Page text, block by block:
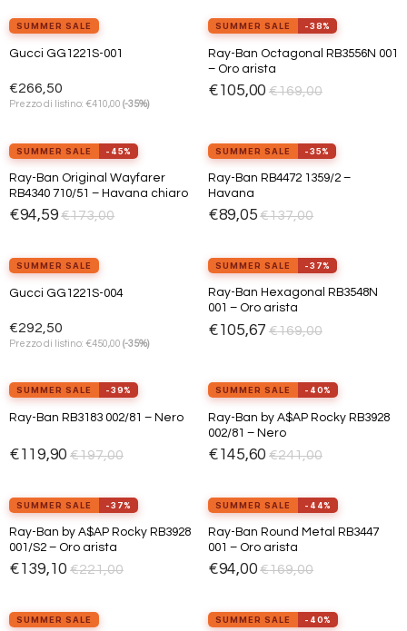
SUMMER SALE
Gucci GG1221S-001
€266,50
Prezzo di listino: €410,00 (-35%)
Aggiungi
view_in_arProvalo ora
SUMMER SALE -38%
Ray-Ban Octagonal RB3556N 001
– Oro arista
€105,00 €169,00
Aggiungi
alla lista
view_in_arProvalo ora
SUMMER SALE -45%
Ray-Ban Original Wayfarer
RB4340 710/51 – Havana chiaro
€94,59 €173,00
SUMMER SALE -35%
Ray-Ban RB4472 1359/2 –
Havana
€89,05 €137,00
SUMMER SALE
Gucci GG1221S-004
€292,50
Prezzo di listino: €450,00 (-35%)
Aggiungi
view_in_arProvalo ora
SUMMER SALE -37%
Ray-Ban Hexagonal RB3548N
001 – Oro arista
€105,67 €169,00
Aggiungi
view_in_arProvalo ora
SUMMER SALE -39%
Ray-Ban RB3183 002/81 – Nero
€119,90 €197,00
Aggiungi
SUMMER SALE -40%
Ray-Ban by A$AP Rocky RB3928
002/81 – Nero
€145,60 €241,00
Aggiungi
view_in_arProvalo ora
SUMMER SALE -37%
Ray-Ban by A$AP Rocky RB3928
001/S2 – Oro arista
€139,10 €221,00
Aggiungi
view_in_arProvalo ora
SUMMER SALE -44%
Ray-Ban Round Metal RB3447
001 – Oro arista
€94,00 €169,00
SUMMER SALE SUMMER SALE -40%